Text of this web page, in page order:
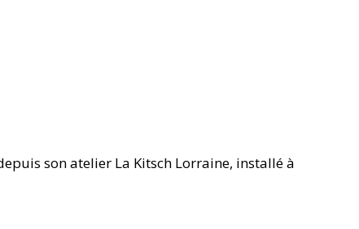
son atelier La Kitsch Lorraine, installé à